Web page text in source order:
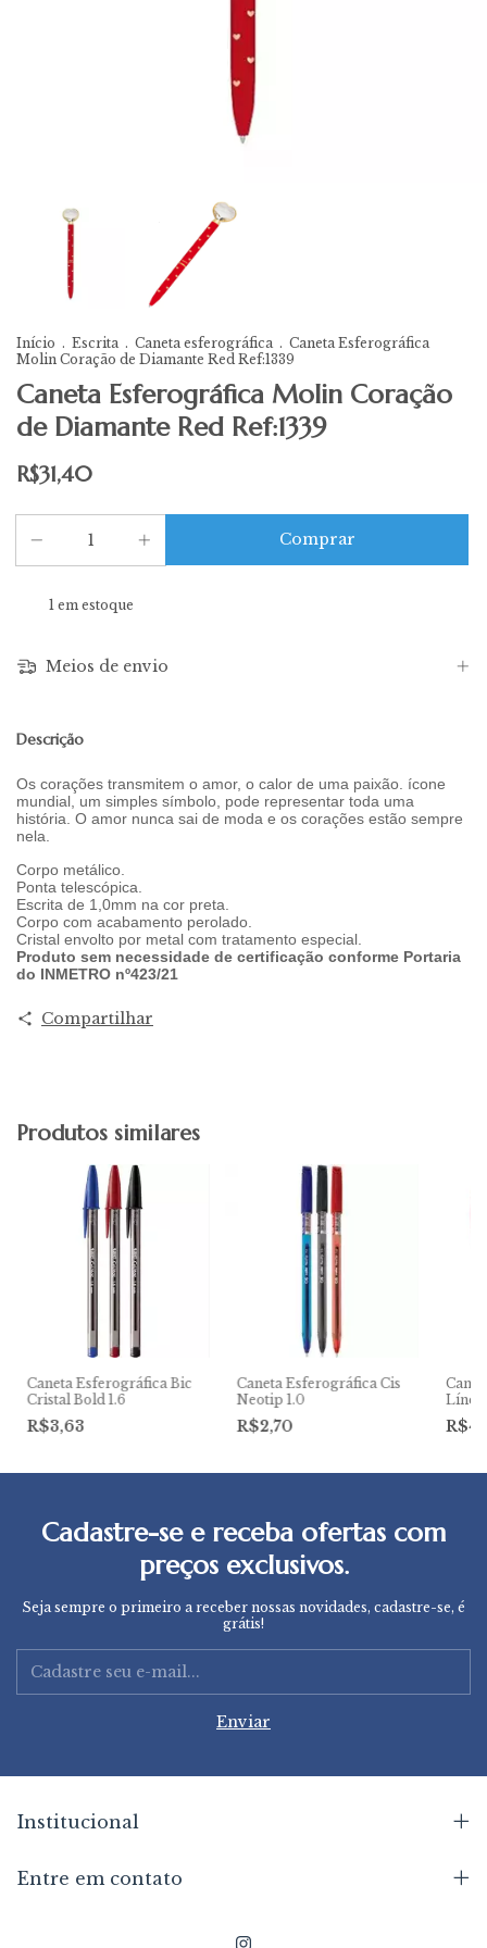
Início . Escrita . Caneta esferográfica . Caneta Esferográfica
Molin Coração de Diamante Red Ref:1339
Caneta Esferográfica Molin Coração
de Diamante Red Ref:1339
R$31,40
1em estoque
Meios de envio
Descrição
Os corações transmitem o amor, o calor de uma paixão. ícone
mundial, um simples símbolo, pode representar toda uma
história. O amor nunca sai de moda e os corações estão sempre
nela.
Corpo metálico.
Ponta telescópica.
Escrita de 1,0mm na cor preta.
Corpo com acabamento perolado.
Cristal envolto por metal com tratamento especial.
Produto sem necessidade de certificação conforme Portaria
do INMETRO nº423/21
Compartilhar
Produtos similares
Caneta Esferográfica Bic
Cristal Bold 1.6
R$3,63
Caneta Esferográfica Cis
Neotip 1.0
R$2,70
Línea
Cadastre-se e receba ofertas com
preços exclusivos.
Seja sempre o primeiro a receber nossas novidades, cadastre-se, é
grátis!
Institucional
Entre em contato